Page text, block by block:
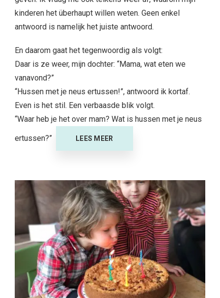
kinderen het überhaupt willen weten. Geen enkel
antwoord is namelijk het juiste antwoord.
En daarom gaat het tegenwoordig als volgt:
Daar is ze weer, mijn dochter: “Mama, wat eten we
vanavond?”
“Hussen met je neus ertussen!”, antwoord ik kortaf.
Even is het stil. Een verbaasde blik volgt.
“Waar heb je het over mam? Wat is hussen met je neus
ertussen?” LEES MEER